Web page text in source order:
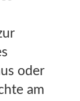
oder
am